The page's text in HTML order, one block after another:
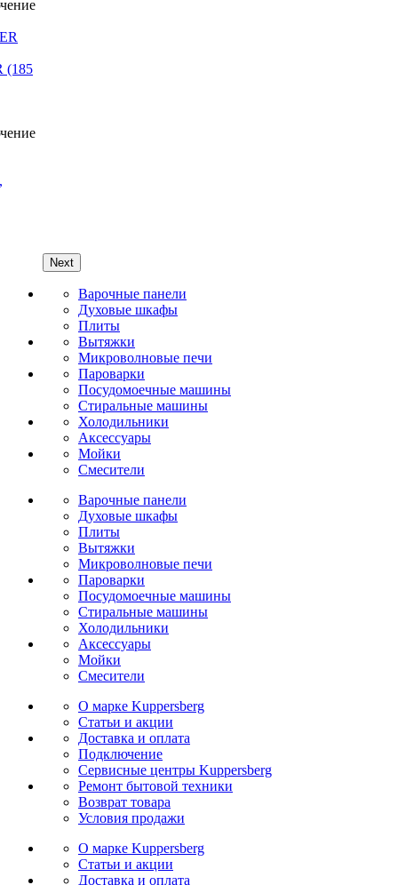
(185
Next
Варочные панели
Духовые шкафы
Плиты
Вытяжки
Микроволновые печи
Пароварки
Посудомоечные машины
Стиральные машины
Холодильники
Аксессуары
Мойки
Cмесители
Варочные панели
Духовые шкафы
Плиты
Вытяжки
Микроволновые печи
Пароварки
Посудомоечные машины
Стиральные машины
Холодильники
Аксессуары
Мойки
Cмесители
О марке Kuppersberg
Статьи и акции
Доставка и оплата
Подключение
Сервисные центры Kuppersberg
Ремонт бытовой техники
Возврат товара
Условия продажи
О марке Kuppersberg
Статьи и акции
Доставка и оплата